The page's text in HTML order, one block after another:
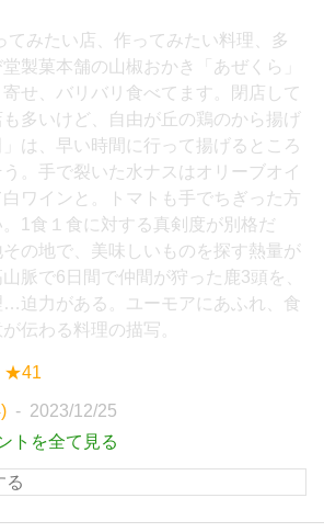
てみたい店、作ってみたい料理、多
製菓本舗の山椒おかき「あぜくら」
せ、バリバリ食べてます。閉店して
も多いけど、自由が丘の鶏のから揚げ
は、早い時間に行って揚げるところ
。手で裂いた水ナスはオリーブオイ
ワインと。トマトも手でちぎった方
1食１食に対する真剣度が別格だ
その地で、美味しいものを探す熱量が
脈で6日間で仲間が狩った鹿3頭を、
…迫力がある。ユーモアにあふれ、食
伝わる料理の描写。
★41
2023/12/25
トを全て見る